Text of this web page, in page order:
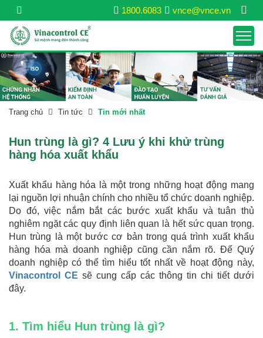
vnce@vnce.vn
1800.6083
Trang chủ Tin tức Tin mới nhất
Hun trùng là gì? 4 Lưu ý khi khử trùng
hàng hóa xuất khẩu
Xuất khẩu hàng hóa là một trong những hoạt động mang
lại nguồn lợi nhuận chính cho nhiều tổ chức doanh nghiệp.
Do đó, việc nắm bắt các bước xuất khẩu và tuân thủ
nghiêm ngặt các quy định liên quan là hết sức quan trọng.
Hun trùng là một bước cơ bản trong quá trình xuất khẩu
hàng hóa mà doanh nghiệp cũng cần nắm rõ. Để Quý
doanh nghiệp có thể tìm hiểu tốt nhất về hoạt động này,
Vinacontrol CE sẽ cung cấp các thông tin chi tiết dưới
đây.
1. Tìm hiểu Hun trùng là gì?